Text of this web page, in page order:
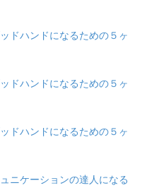
ドハンドになるための５ヶ
ドハンドになるための５ヶ
ドハンドになるための５ヶ
ニケーションの達人になる